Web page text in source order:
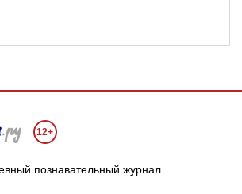
12+
познавательный журнал